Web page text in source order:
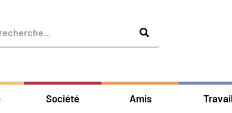
Société Amis Travail